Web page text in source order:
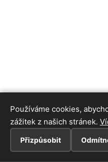
Používáme cookies,
zážitek z našich stránek.
Přizpůsobit